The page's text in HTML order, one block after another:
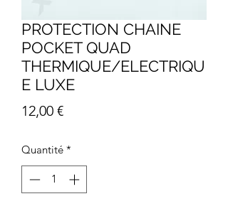
PROTECTION CHAINE
POCKET QUAD
THERMIQUE/ELECTRIQU
E LUXE
12,00 €Prix
Quantité *